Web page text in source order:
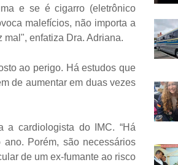
e se é cigarro (eletrônico
malefícios, não importa a
enfatiza Dra. Adriana.
ao perigo. Há estudos que
de aumentar em duas vezes
a cardiologista do IMC. “Há
Porém, são necessários
de um ex-fumante ao risco